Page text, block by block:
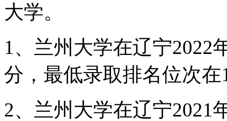
大学。
1、兰州大学在辽宁2022
分，最低录取排名位次在
2、兰州大学在辽宁2021